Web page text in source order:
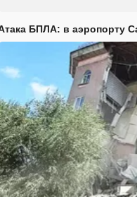
БПЛА: в аэропорту